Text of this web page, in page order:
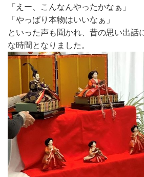
「えー、こんなんやったかなぁ」
「やっぱり本物はいいなぁ」
といった声も聞かれ、昔の思い出話
な時間となりました。